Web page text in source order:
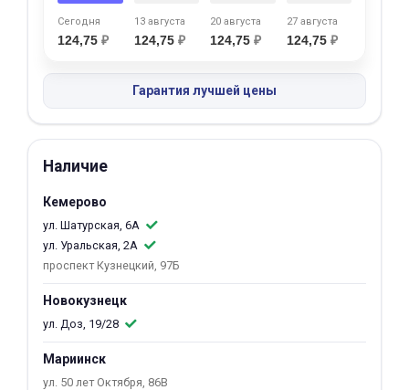
Сегодня
124,75 ₽
13 августа
124,75 ₽
20 августа
124,75 ₽
27 августа
124,75 ₽
Гарантия лучшей цены
Наличие
Кемерово
ул. Шатурская, 6А
ул. Уральская, 2А
проспект Кузнецкий, 97Б
Новокузнецк
ул. Доз, 19/28
Мариинск
ул. 50 лет Октября, 86В
об оплате Плайтом
Остались вопросы?
8 800 302-02-51